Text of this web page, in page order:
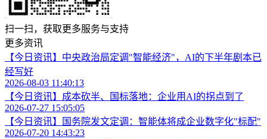
扫一扫，获取更多服务与支持
更多资讯
【今日资讯】中央政治局定调"智能经济"，AI的下半年剧本已
经写好
2026-08-03 11:40:13
【今日资讯】成本砍半、国标落地：企业用AI的拐点到了
2026-07-27 15:05:05
【今日资讯】国务院发文定调：智能体将成企业数字化"标配"
2026-07-20 14:43:23